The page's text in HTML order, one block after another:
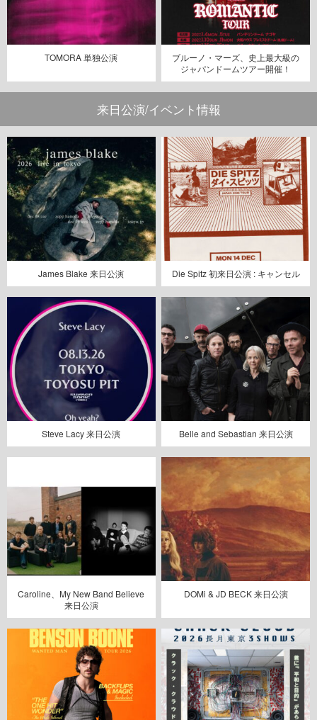
TOMORA 単独公演
ブルーノ・マーズ、史上最大級の
ジャパンドームツアー開催！
来日公演/イベント情報
James Blake 来日公演 Die Spitz 初来日公演 : キャンセル
Steve Lacy 来日公演 Belle and Sebastian 来日公演
Caroline、My New Band Believe
来日公演
DOMi & JD BECK 来日公演